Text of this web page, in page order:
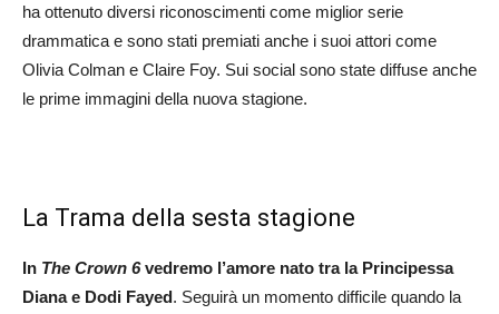
ha ottenuto diversi riconoscimenti come miglior serie
drammatica e sono stati premiati anche i suoi attori come
Olivia Colman e Claire Foy. Sui social sono state diffuse anche
le prime immagini della nuova stagione.
La Trama della sesta stagione
In The Crown 6vedremo l’amore nato tra la Principessa
Diana e Dodi Fayed. Seguirà un momento difficile quando la